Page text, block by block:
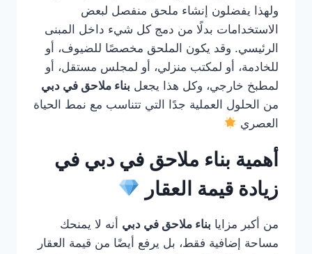
ولهذا يفضلون إنشاء ملحق منفصل لبعض
الاستخدامات بدلًا من دمج كل شيء داخل المبنى
الرئيسي. وقد يكون الملحق مخصصًا للضيوف، أو
للخادمة، أو لمكتب منزلي، أو لمجلس مستقل، أو
لمطبخ خارجي، وكل هذا يجعل بناء ملاحق في دبي
من الحلول العملية جدًا التي تتناسب مع نمط الحياة
العصري
أهمية بناء ملاحق في دبي في
زيادة قيمة العقار
من أكبر مزايا بناء ملاحق في دبي أنه لا يمنحك
مساحة إضافية فقط، بل يرفع أيضًا من قيمة العقار